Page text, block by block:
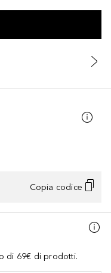
Copia codice
di 69€ di prodotti.